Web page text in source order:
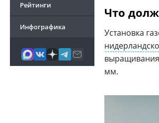
Рейтинги
Инфографика
Что
Установка
мм.